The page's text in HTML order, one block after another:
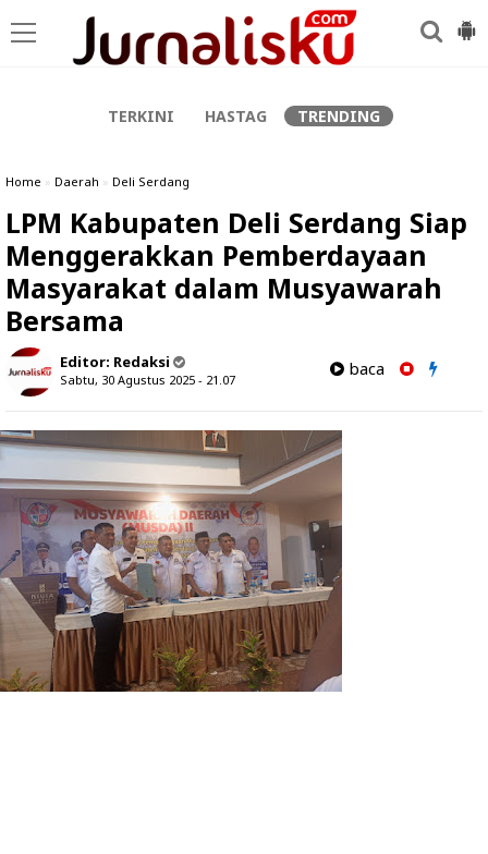
TERKINI HASTAG TRENDING
Home » Daerah » Deli Serdang
LPM Kabupaten Deli Serdang Siap
Menggerakkan Pemberdayaan
Masyarakat dalam Musyawarah
Bersama
Editor: Redaksi
Sabtu, 30 Agustus 2025 - 21.07
baca